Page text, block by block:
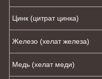
Цинк (цитрат цинка)
Железо (хелат железа)
Медь (хелат меди)